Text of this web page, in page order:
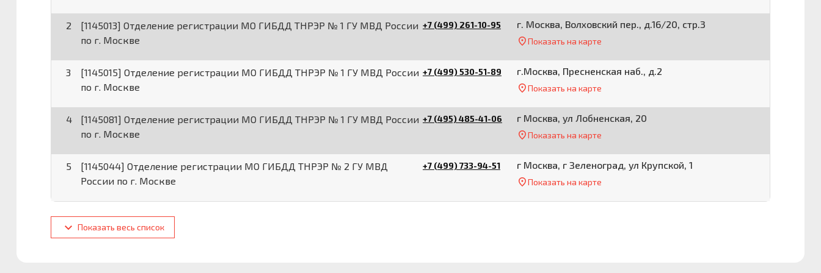
2
[1145013] Отделение регистрации МО ГИБДД ТНРЭР № 1 ГУ МВД России
по г. Москве
+7 (499) 261-10-95 г. Москва, Волховский пер., д.16/20, стр.3
Показать на карте
3
[1145015] Отделение регистрации МО ГИБДД ТНРЭР № 1 ГУ МВД России
по г. Москве
+7 (499) 530-51-89 г.Москва, Пресненская наб., д.2
Показать на карте
4
[1145081] Отделение регистрации МО ГИБДД ТНРЭР № 1 ГУ МВД России
по г. Москве
+7 (495) 485-41-06 г Москва, ул Лобненская, 20
Показать на карте
5
[1145044] Отделение регистрации МО ГИБДД ТНРЭР № 2 ГУ МВД
России по г. Москве
+7 (499) 733-94-51 г Москва, г Зеленоград, ул Крупской, 1
Показать на карте
Показать весь список